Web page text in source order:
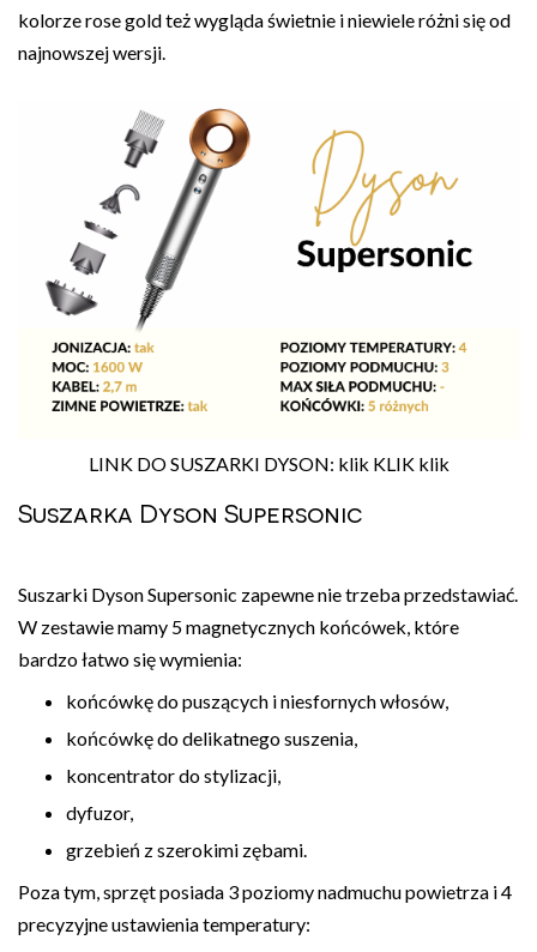
kolorze rose gold też wygląda świetnie i niewiele różni się od
najnowszej wersji.
LINK DO SUSZARKI DYSON: klik KLIK klik
Suszarka Dyson Supersonic
Suszarki Dyson Supersonic zapewne nie trzeba przedstawiać.
W zestawie mamy 5 magnetycznych końcówek, które
bardzo łatwo się wymienia:
końcówkę do puszących i niesfornych włosów,
końcówkę do delikatnego suszenia,
koncentrator do stylizacji,
dyfuzor,
grzebień z szerokimi zębami.
Poza tym, sprzęt posiada 3 poziomy nadmuchu powietrza i 4
precyzyjne ustawienia temperatury: